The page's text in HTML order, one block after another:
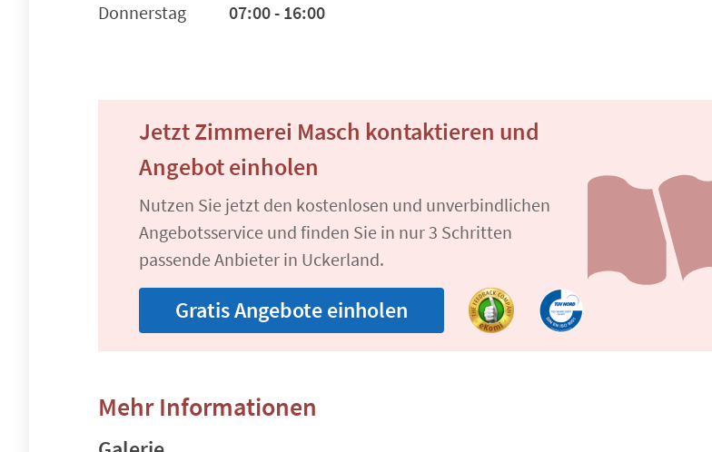
Donnerstag
07:00 - 16:00
Jetzt Zimmerei Masch kontaktieren und
Angebot einholen
Nutzen Sie jetzt den kostenlosen und unverbindlichen
Angebotsservice und finden Sie in nur 3 Schritten
passende Anbieter in Uckerland.
Gratis Angebote einholen
Mehr Informationen